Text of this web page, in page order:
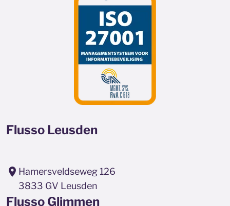
Flusso Leusden
Hamersveldseweg 126
3833 GV Leusden
Flusso Glimmen